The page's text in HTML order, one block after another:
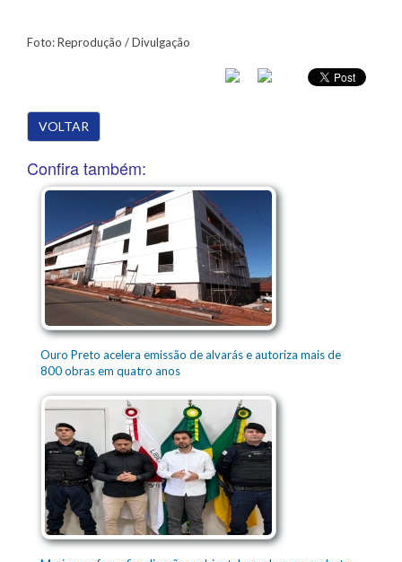
Foto: Reprodução / Divulgação
VOLTAR
Confira também:
Ouro Preto acelera emissão de alvarás e autoriza mais de
800 obras em quatro anos